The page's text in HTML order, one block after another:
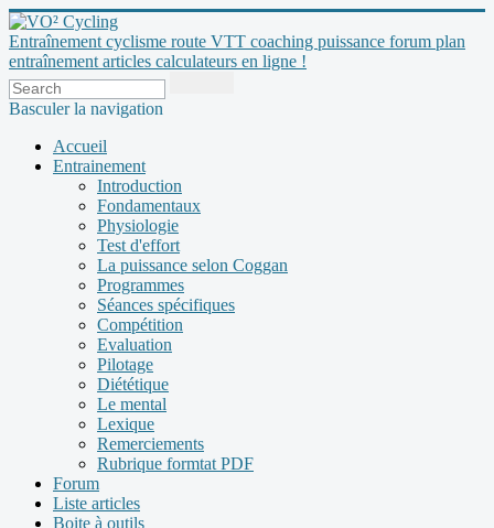
Entraînement cyclisme route VTT coaching puissance forum plan
entraînement articles calculateurs en ligne !
Basculer la navigation
Accueil
Entrainement
Introduction
Fondamentaux
Physiologie
Test d'effort
La puissance selon Coggan
Programmes
Séances spécifiques
Compétition
Evaluation
Pilotage
Diététique
Le mental
Lexique
Remerciements
Rubrique formtat PDF
Forum
Liste articles
Boite à outils